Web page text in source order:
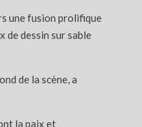
une fusion prolifique
de dessin sur sable
de la scène, a
la paix et